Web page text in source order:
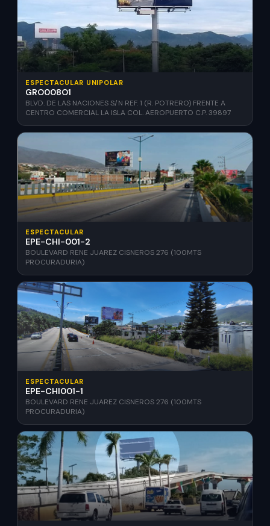
ESPECTACULAR UNIPOLAR
GRO008O1
BLVD. DE LAS NACIONES S/N REF. 1 (R. POTRERO) FRENTE A
CENTRO COMERCIAL LA ISLA COL. AEROPUERTO C.P. 39897
ESPECTACULAR
EPE-CHI-001-2
BOULEVARD RENE JUAREZ CISNEROS 276 (100MTS
PROCURADURIA)
ESPECTACULAR
EPE-CHI001-1
BOULEVARD RENE JUAREZ CISNEROS 276 (100MTS
PROCURADURIA)